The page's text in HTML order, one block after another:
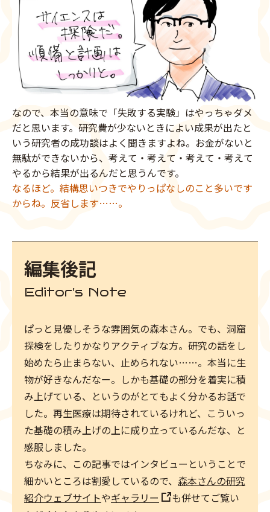
なので、本当の意味で「失敗する実験」はやっちゃダメ
だと思います。研究費が少ないときによい成果が出たと
いう研究者の成功談はよく聞きますよね。お金がないと
無駄ができないから、考えて・考えて・考えて・考えて
やるから結果が出るんだと思うんです。
なるほど。結構思いつきでやりっぱなしのこと多いです
からね。反省します……。
編集後記
Editor's Note
ぱっと見優しそうな雰囲気の森本さん。でも、洞窟
探検をしたりかなりアクティブな方。研究の話をし
始めたら止まらない、止められない……。本当に生
物が好きなんだなー。しかも基礎の部分を着実に積
み上げている、というのがとてもよく分かるお話で
した。再生医療は期待されているけれど、こういっ
た基礎の積み上げの上に成り立っているんだな、と
感服しました。
ちなみに、この記事ではインタビューということで
細かいところは割愛しているので、 森本さんの研究
紹介ウェブサイトやギャラリー
も併せてご覧い